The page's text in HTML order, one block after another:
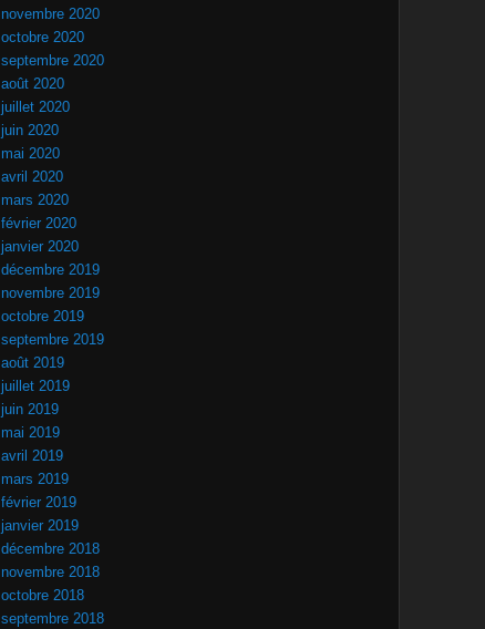
novembre 2020
octobre 2020
septembre 2020
août 2020
juillet 2020
juin 2020
mai 2020
avril 2020
mars 2020
février 2020
janvier 2020
décembre 2019
novembre 2019
octobre 2019
septembre 2019
août 2019
juillet 2019
juin 2019
mai 2019
avril 2019
mars 2019
février 2019
janvier 2019
décembre 2018
novembre 2018
octobre 2018
septembre 2018